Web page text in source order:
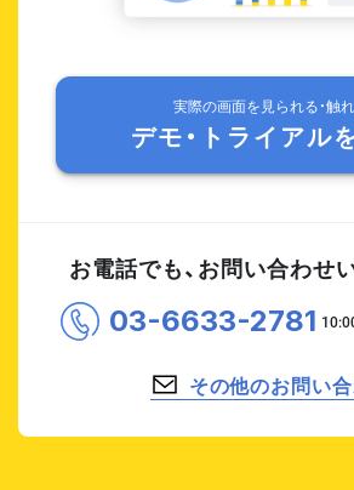
実際の画面を見られる・触
デモ・トライアル
お電話でも、お問い合わせ
03-6633-2781
その他のお問い